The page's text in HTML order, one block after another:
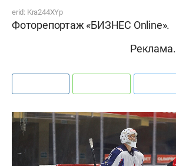
erid: Kra244XYp
Фоторепортаж «БИЗНЕС Online».
Реклама.